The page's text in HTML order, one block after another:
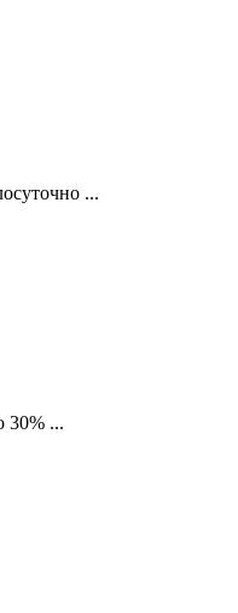
...
30% ...